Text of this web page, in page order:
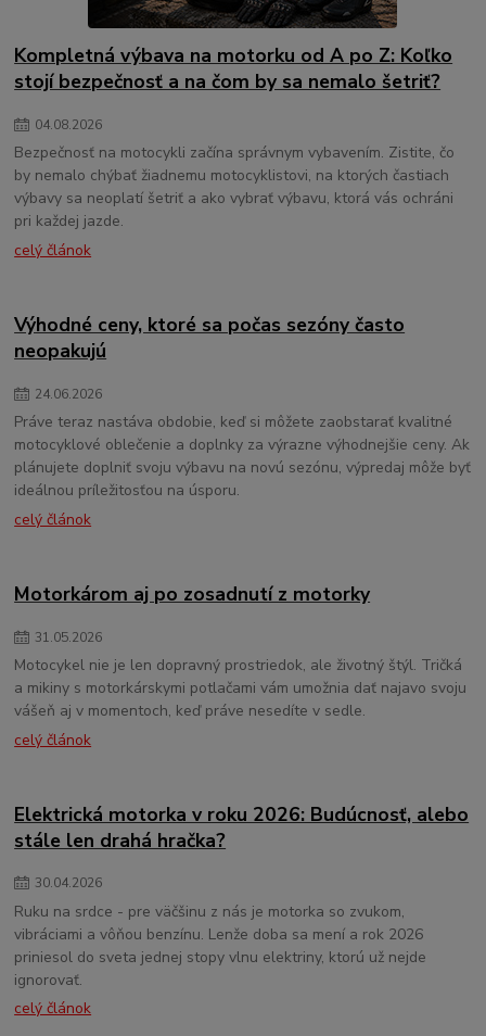
Kompletná výbava na motorku od A po Z: Koľko
stojí bezpečnosť a na čom by sa nemalo šetriť?
04.08.2026
Bezpečnosť na motocykli začína správnym vybavením. Zistite, čo
by nemalo chýbať žiadnemu motocyklistovi, na ktorých častiach
výbavy sa neoplatí šetriť a ako vybrať výbavu, ktorá vás ochráni
pri každej jazde.
celý článok
Výhodné ceny, ktoré sa počas sezóny často
neopakujú
24.06.2026
Práve teraz nastáva obdobie, keď si môžete zaobstarať kvalitné
motocyklové oblečenie a doplnky za výrazne výhodnejšie ceny. Ak
plánujete doplniť svoju výbavu na novú sezónu, výpredaj môže byť
ideálnou príležitosťou na úsporu.
celý článok
Motorkárom aj po zosadnutí z motorky
31.05.2026
Motocykel nie je len dopravný prostriedok, ale životný štýl. Tričká
a mikiny s motorkárskymi potlačami vám umožnia dať najavo svoju
vášeň aj v momentoch, keď práve nesedíte v sedle.
celý článok
Elektrická motorka v roku 2026: Budúcnosť, alebo
stále len drahá hračka?
30.04.2026
Ruku na srdce - pre väčšinu z nás je motorka so zvukom,
vibráciami a vôňou benzínu. Lenže doba sa mení a rok 2026
priniesol do sveta jednej stopy vlnu elektriny, ktorú už nejde
ignorovať.
celý článok